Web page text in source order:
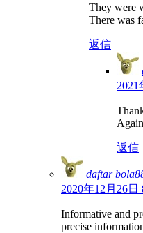
They were
There was
返信
返信
daftar
2020年12月26日
Informative and
precise